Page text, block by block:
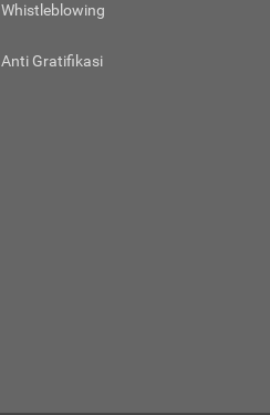
Whistleblowing
Anti Gratifikasi